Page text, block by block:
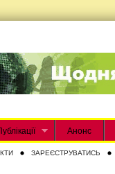
Анонс
ЗАРЕЄСТРУВАТИСЬ